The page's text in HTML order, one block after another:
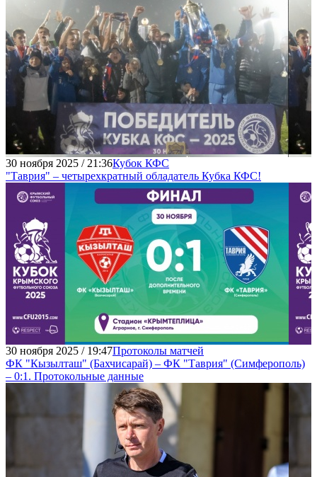
30 ноября 2025 / 21:36Кубок КФС
"Таврия" – четырехкратный обладатель Кубка КФС!
30 ноября 2025 / 19:47Протоколы матчей
ФК "Кызылташ" (Бахчисарай) – ФК "Таврия" (Симферополь)
– 0:1. Протокольные данные